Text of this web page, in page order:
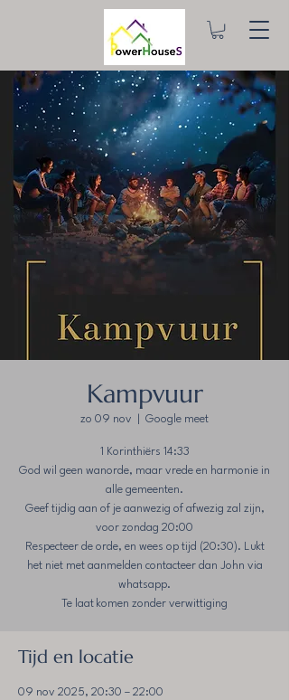
Kampvuur
zo 09 nov Google meet
1 Korinthiërs‬ ‭14‬:‭33‬
God wil geen wanorde, maar vrede en harmonie in
alle gemeenten.
Geef tijdig aan of je aanwezig of afwezig zal zijn,
voor zondag 20:00
Respecteer de orde, en wees op tijd (20:30). Lukt
het niet met aanmelden contacteer dan John via
whatsapp.
Te laat komen zonder verwittiging
Tijd en locatie
09 nov 2025, 20:30 – 22:00